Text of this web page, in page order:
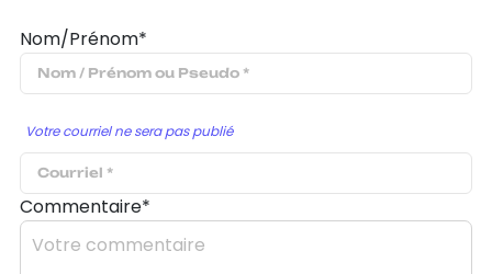
Nom/Prénom*
Votre courriel ne sera pas publié
Commentaire*